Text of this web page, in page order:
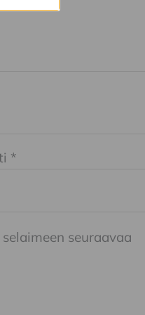
*
seuraavaa